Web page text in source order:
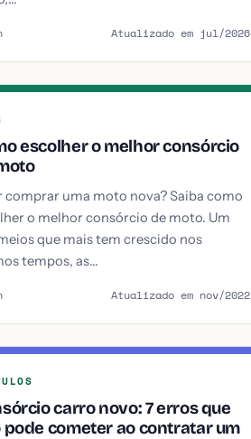
Atualizado em jul/2026
escolher o melhor consórcio
comprar uma moto nova? Saiba como
o melhor consórcio de moto. Um
que mais tem crescido nos
tempos, as…
Atualizado em nov/2022
carro novo: 7 erros que
pode cometer ao contratar um